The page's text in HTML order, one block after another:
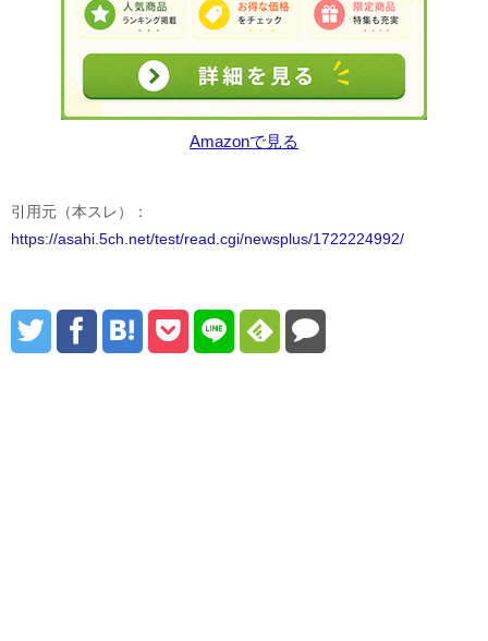
Amazonで見る
引用元（本スレ）：
https://asahi.5ch.net/test/read.cgi/newsplus/1722224992/